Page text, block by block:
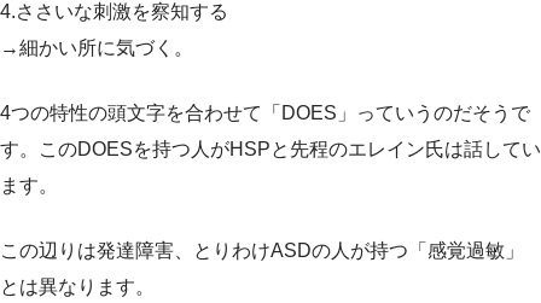
4.ささいな刺激を察知する
→細かい所に気づく。
4つの特性の頭文字を合わせて「DOES」っていうのだそうで
す。このDOESを持つ人がHSPと先程のエレイン氏は話してい
ます。
この辺りは発達障害、とりわけASDの人が持つ「感覚過敏」
とは異なります。